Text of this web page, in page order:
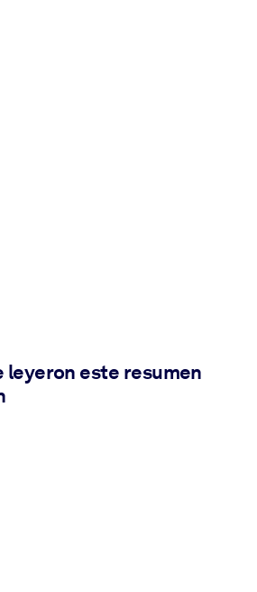
leyeron este resumen